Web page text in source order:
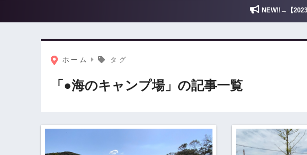
NEW!!→【
ホーム タグ
「●海のキャンプ場」の記事一覧